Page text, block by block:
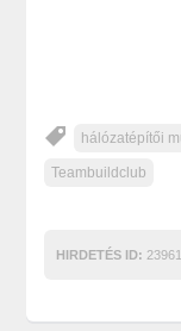
hálózatépítői
Teambuildclub
HIRDETÉS ID: